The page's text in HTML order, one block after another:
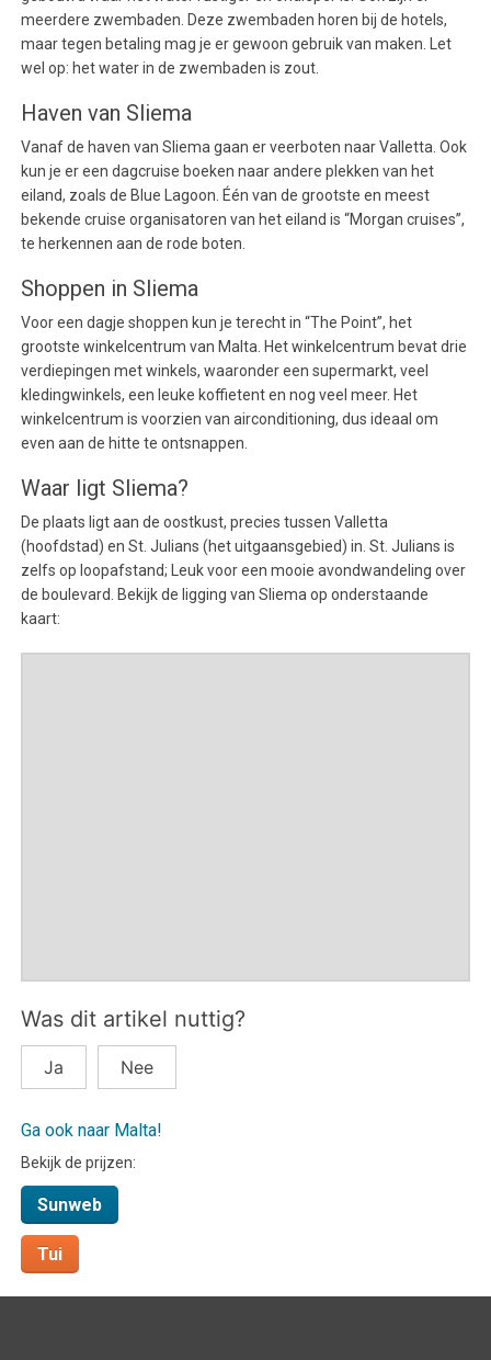
meerdere zwembaden. Deze zwembaden horen bij de hotels,
maar tegen betaling mag je er gewoon gebruik van maken. Let
wel op: het water in de zwembaden is zout.
Haven van Sliema
Vanaf de haven van Sliema gaan er veerboten naar Valletta. Ook
kun je er een dagcruise boeken naar andere plekken van het
eiland, zoals de Blue Lagoon. Één van de grootste en meest
bekende cruise organisatoren van het eiland is “Morgan cruises”,
te herkennen aan de rode boten.
Shoppen in Sliema
Voor een dagje shoppen kun je terecht in “The Point”, het
grootste winkelcentrum van Malta. Het winkelcentrum bevat drie
verdiepingen met winkels, waaronder een supermarkt, veel
kledingwinkels, een leuke koffietent en nog veel meer. Het
winkelcentrum is voorzien van airconditioning, dus ideaal om
even aan de hitte te ontsnappen.
Waar ligt Sliema?
De plaats ligt aan de oostkust, precies tussen Valletta
(hoofdstad) en St. Julians (het uitgaansgebied) in. St. Julians is
zelfs op loopafstand; Leuk voor een mooie avondwandeling over
de boulevard. Bekijk de ligging van Sliema op onderstaande
kaart:
Was dit artikel nuttig?
Ja Nee
Ga ook naar Malta!
Bekijk de prijzen:
Sunweb
Tui